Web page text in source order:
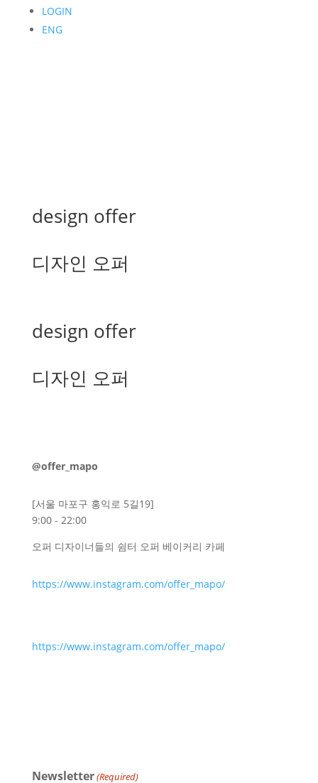
LOGIN
ENG
design offer
디자인 오퍼
design offer
디자인 오퍼
@offer_mapo
[서울 마포구 홍익로 5길19]
9:00 - 22:00
오퍼 디자이너들의 쉼터 오퍼 베이커리 카페
https://www.instagram.com/offer_mapo/
https://www.instagram.com/offer_mapo/
Newsletter(Required)